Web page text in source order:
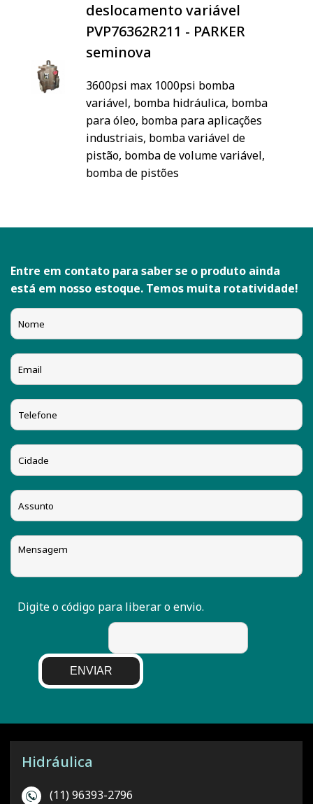
deslocamento variável
PVP76362R211 - PARKER
seminova
3600psi max 1000psi bomba
variável, bomba hidráulica, bomba
para óleo, bomba para aplicações
industriais, bomba variável de
pistão, bomba de volume variável,
bomba de pistões
Entre em contato para saber se o produto ainda
está em nosso estoque. Temos muita rotatividade!
Digite o código para liberar o envio.
ENVIAR
Hidráulica
(11) 96393-2796